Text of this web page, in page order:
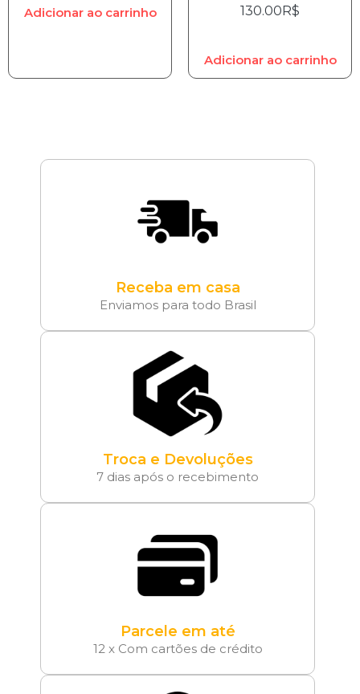
Adicionar ao carrinho
130.00R$
Adicionar ao carrinho
Receba em casa
Enviamos para todo Brasil
Troca e Devoluções
7 dias após o recebimento
Parcele em até
12 x Com cartões de crédito